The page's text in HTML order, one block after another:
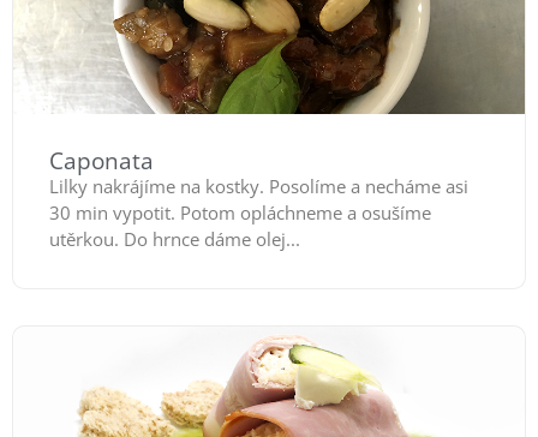
Caponata
Lilky nakrájíme na kostky. Posolíme a necháme asi
30 min vypotit. Potom opláchneme a osušíme
utěrkou. Do hrnce dáme olej...